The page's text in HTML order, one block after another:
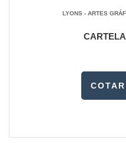
LYONS - ARTES